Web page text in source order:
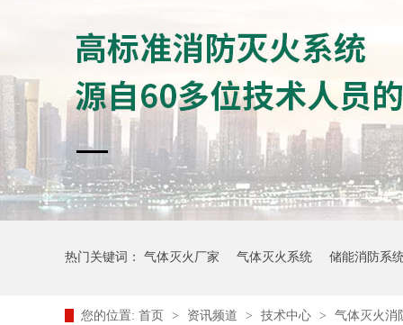
热门关键词： 气体灭火厂家 气体灭火系统 储能消防系
您的位置: 首页 > 资讯频道 > 技术中心 > 气体灭火消